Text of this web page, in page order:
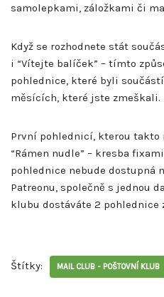
samolepkami, záložkami či
Když se rozhodnete stát
i “Vítejte balíček” – tímto
pohlednice, které byli
měsících, které jste zmeškali.
První pohlednicí, kterou takto
“Rámen nudle” – kresba
pohlednice nebude dostupná
Patreonu, společně s jednou
klubu dostáváte 2 pohlednice
Štítky: MAIL CLUB - POŠTOVNÍ KLUB